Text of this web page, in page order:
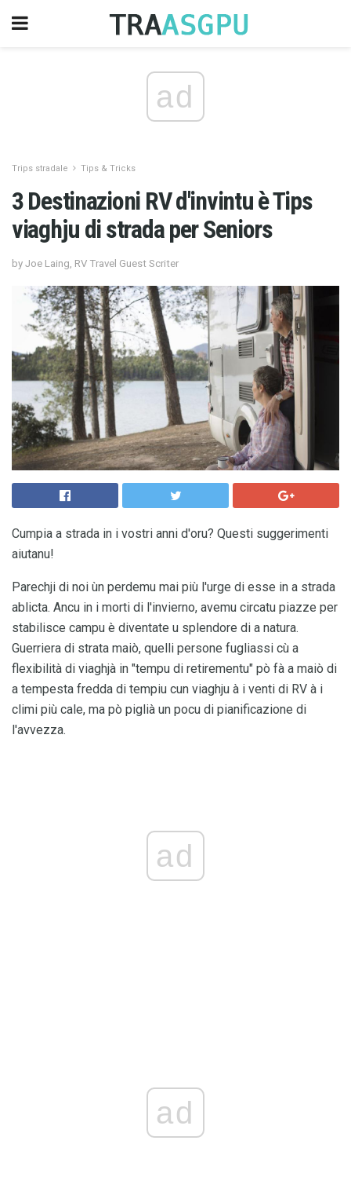
ad
Trips stradale Tips & Tricks
3 Destinazioni RV d'invintu è Tips
viaghju di strada per Seniors
by Joe Laing, RV Travel Guest Scriter
Cumpia a strada in i vostri anni d'oru? Questi suggerimenti
aiutanu!
Parechji di noi ùn perdemu mai più l'urge di esse in a strada
ablicta. Ancu in i morti di l'invierno, avemu circatu piazze per
stabilisce campu è diventate u splendore di a natura.
Guerriera di strata maiò, quelli persone fugliassi cù a
flexibilità di viaghjà in "tempu di retirementu" pò fà a maiò di
a tempesta fredda di tempiu cun viaghju à i venti di RV à i
climi più cale, ma pò piglià un pocu di pianificazione di
l'avvezza.
ad
ad